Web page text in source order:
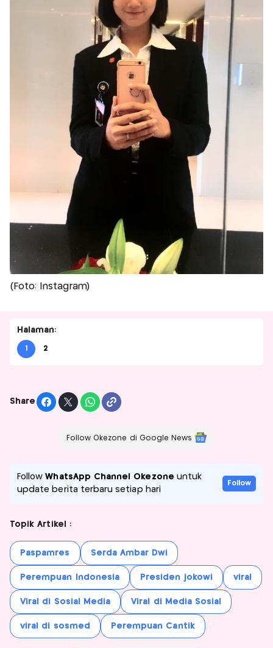
(Foto: Instagram)
Halaman:
1 2
Share
Follow Okezone di Google News
FollowWhatsApp Channel Okezone untuk
update berita terbaru setiap hari
Follow
Topik Artikel :
Paspamres Serda Ambar Dwi
Perempuan Indonesia Presiden jokowi viral
Viral di Sosial Media Viral di Media Sosial
viral di sosmed Perempuan Cantik